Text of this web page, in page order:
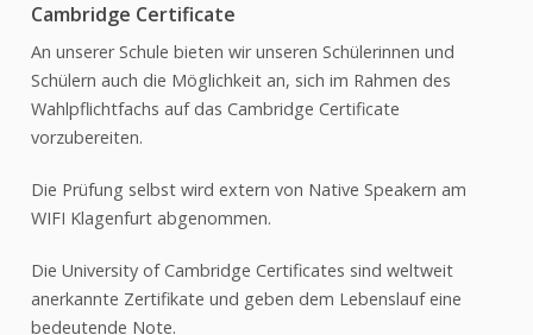
Direktion & Sekretariat
Lehrer:innen
SGA
QMS
Elternverein
Bibliothek
Schularzt
Neue Autorität
KiBiZ -
Tagesbetreuung
Cambridge Certificate
An unserer Schule bieten wir unseren Schülerinnen und
Schülern auch die Möglichkeit an, sich im Rahmen des
Wahlpflichtfachs auf das Cambridge Certificate
vorzubereiten.
Die Prüfung selbst wird extern von Native Speakern am
WIFI Klagenfurt abgenommen.
Die University of Cambridge Certificates sind weltweit
anerkannte Zertifikate und geben dem Lebenslauf eine
bedeutende Note.